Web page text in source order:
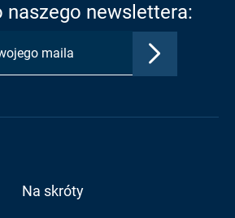
nowej
Profil
Urzędu
nowej
karcie:
Kanał
naszego newslettera:
Na skróty